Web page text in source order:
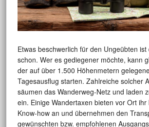
Etwas beschwerlich für den Ungeübten ist
schon. Wer es gediegener möchte, kann
der auf über 1.500 Höhenmetern
Tagesausflug starten. Zahlreiche solcher
säumen das Wanderweg-Netz und laden
ein. Einige Wandertaxen bieten vor Ort ihr
Know-how an und übernehmen den
gewünschten bzw. empfohlenen